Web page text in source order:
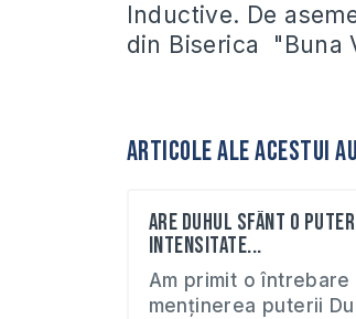
Inductive. De
din Biserica "Buna
Articole ale acestui
Are Duhul Sfânt o
intensitate...
Am primit o
menținerea puterii